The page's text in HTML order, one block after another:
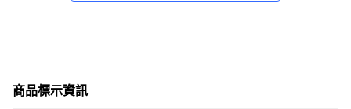
商品標示資訊